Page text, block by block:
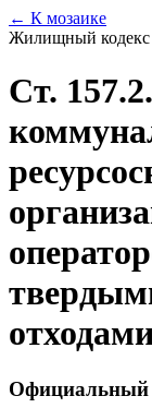
← К мозаике
Жилищный кодекс
Ст.
Официальный